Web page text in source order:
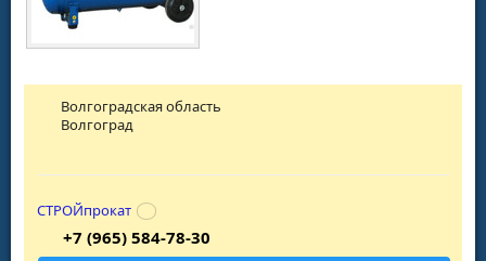
Волгоградская область
Волгоград
СТРОЙпрокат
+7 (965) 584-78-30